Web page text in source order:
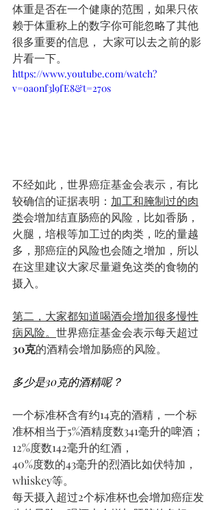
体重是否在一个健康的范围，如果只依
赖于体重称上的数字你可能忽略了其他
很多重要的信息， 大家可以去之前的影
片看一下。
https://www.youtube.com/watch?
v=oaonf3l9fE8&t=270s
不经如此，世界癌症基金会表示，有比
较确信的证据表明： 加工和腌制过的肉
类会增加结直肠癌的风险，比如香肠，
火腿，培根等加工过的肉类，吃的量越
多，那癌症的风险也会随之增加，所以
在这里建议大家尽量避免这类的食物的
摄入。
第二，大家都知道喝酒会增加很多慢性
病风险。 世界癌症基金会表示每天超过
30克的酒精会增加肠癌的风险。
多少是30克的酒精呢？
一个标准杯含有约14克的酒精，一个标
准杯相当于5%酒精度数341毫升的啤酒；
12%度数142毫升的红酒，
40%度数的43毫升的烈酒比如伏特加，
whiskey等。
每天摄入超过2个标准杯也会增加癌症发